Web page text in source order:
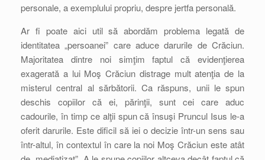
personale, a exemplului propriu, despre jertfa personală.
Ar fi poate aici util să abordăm problema legată de
identitatea „persoanei” care aduce darurile de Crăciun.
Majoritatea dintre noi simţim faptul că evidenţierea
exagerată a lui Moş Crăciun distrage mult atenţia de la
misterul central al sărbătorii. Ca răspuns, unii le spun
deschis copiilor că ei, părinţii, sunt cei care aduc
cadourile, în timp ce alţii spun că însuşi Pruncul Isus le-a
oferit darurile. Este dificil să iei o decizie într-un sens sau
într-altul, în contextul în care la noi Moş Crăciun este atât